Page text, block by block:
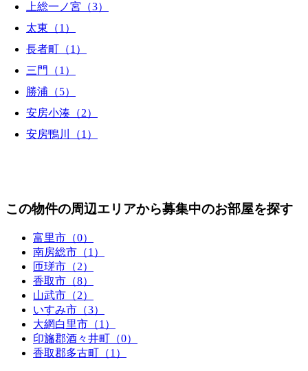
上総一ノ宮（3）
太東（1）
長者町（1）
三門（1）
勝浦（5）
安房小湊（2）
安房鴨川（1）
この物件の周辺エリアから募集中のお部屋を探す
富里市（0）
南房総市（1）
匝瑳市（2）
香取市（8）
山武市（2）
いすみ市（3）
大網白里市（1）
印旛郡酒々井町（0）
香取郡多古町（1）